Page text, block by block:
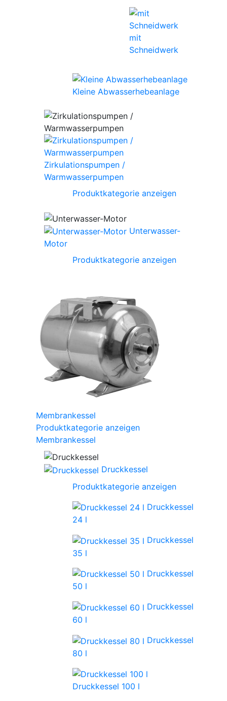
mit
Schneidwerk
Kleine Abwasserhebeanlage
Zirkulationspumpen /
Warmwasserpumpen
Produktkategorie anzeigen
Unterwasser-
Motor
Produktkategorie anzeigen
Membrankessel
Produktkategorie anzeigen
Membrankessel
Druckkessel
Produktkategorie anzeigen
Druckkessel
24 l
Druckkessel
35 l
Druckkessel
50 l
Druckkessel
60 l
Druckkessel
80 l
Druckkessel 100 l